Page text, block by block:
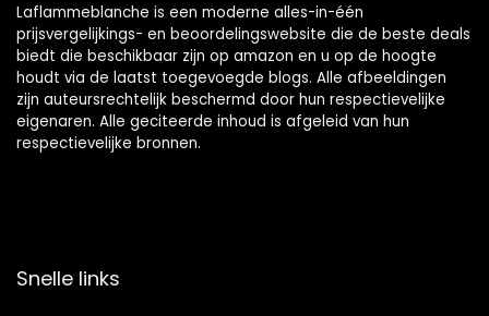
Laflammeblanche is een moderne alles-in-één
prijsvergelijkings- en beoordelingswebsite die de beste deals
biedt die beschikbaar zijn op amazon en u op de hoogte
houdt via de laatst toegevoegde blogs. Alle afbeeldingen
zijn auteursrechtelijk beschermd door hun respectievelijke
eigenaren. Alle geciteerde inhoud is afgeleid van hun
respectievelijke bronnen.
Snelle links